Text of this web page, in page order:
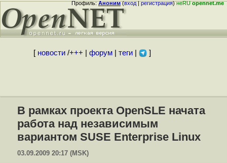
Профиль:Аноним(вход|регистрация)неRUopennet.me
[ новости/+++ форум| теги| ]
В рамках проекта OpenSLE начата
работа над независимым
вариантом SUSE Enterprise Linux
03.09.2009 20:17 (MSK)